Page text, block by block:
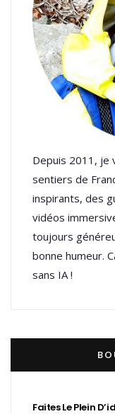
Depuis 2011, je
sentiers de
inspirants, des
vidéos
toujours
bonne humeur.
sans IA !
Faites Le Plein